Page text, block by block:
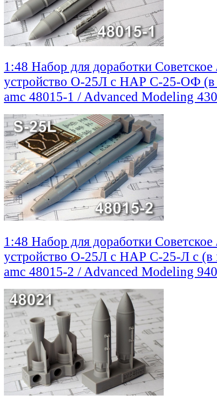
1:48 Набор для доработки Советское
устройство О-25Л с НАР С-25-ОФ (в
amc 48015-1 / Advanced Modeling
1:48 Набор для доработки Советское
устройство О-25Л с НАР С-25-Л с (в
amc 48015-2 / Advanced Modeling